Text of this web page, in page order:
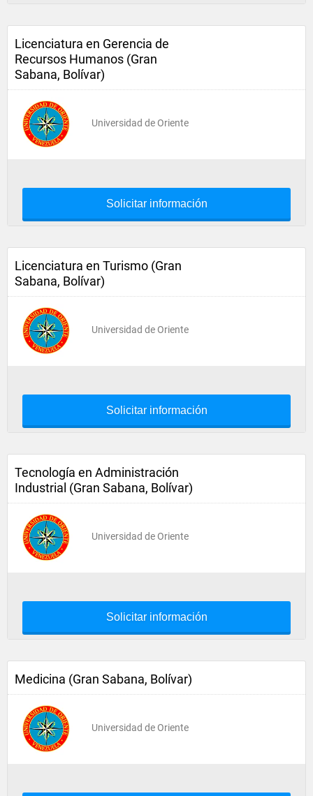
Licenciatura en Gerencia de
Recursos Humanos (Gran
Sabana, Bolívar)
Universidad de Oriente
Solicitar información
Licenciatura en Turismo (Gran
Sabana, Bolívar)
Universidad de Oriente
Solicitar información
Tecnología en Administración
Industrial (Gran Sabana, Bolívar)
Universidad de Oriente
Solicitar información
Medicina (Gran Sabana, Bolívar)
Universidad de Oriente